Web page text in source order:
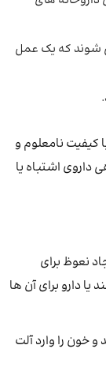
شوند که یک عمل
کیفیت نامعلوم و
اشتباه یا
نعوظ برای
یا دارو برای آن ها
خون را وارد آلت